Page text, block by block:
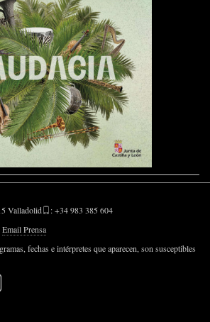
Valladolid
: +34 983 385 604
Email Prensa
fechas e intérpretes que aparecen, son susceptibles